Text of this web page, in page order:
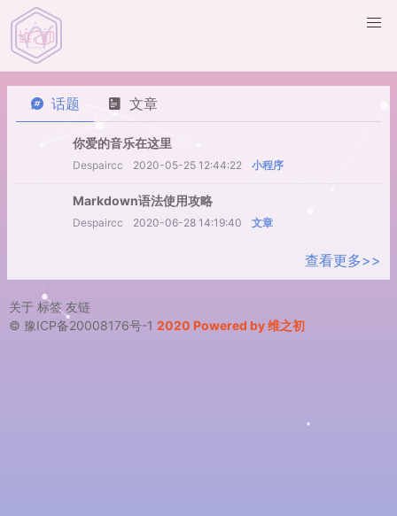
话题 文章
你爱的音乐在这里
Despaircc 2020-05-25 12:44:22 小程序
Markdown语法使用攻略
Despaircc 2020-06-28 14:19:40 文章
查看更多>>
关于 标签 友链
© 豫ICP备20008176号-1 2020 Powered by 维之初